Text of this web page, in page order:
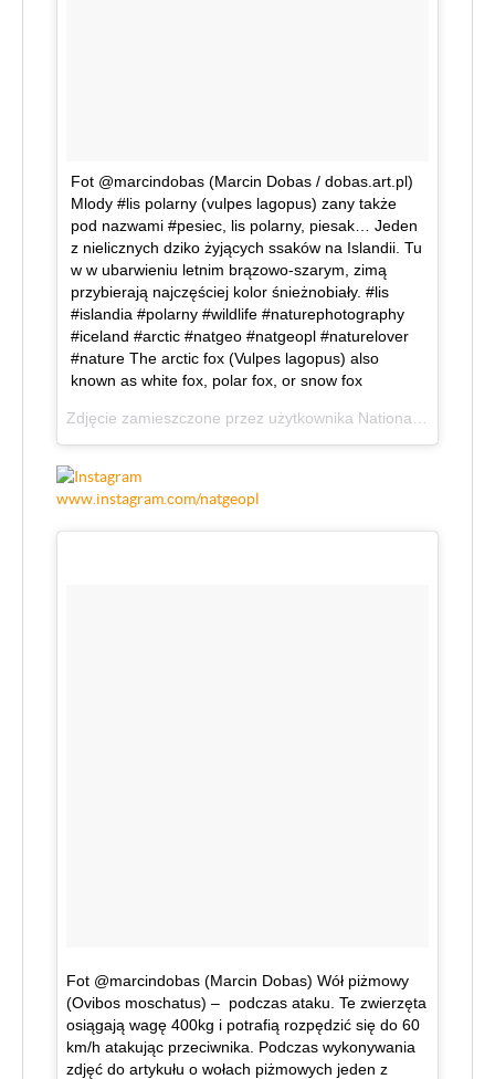
Fot @marcindobas (Marcin Dobas / dobas.art.pl)
Mlody #lis polarny (vulpes lagopus) zany także
pod nazwami #pesiec, lis polarny, piesak… Jeden
z nielicznych dziko żyjących ssaków na Islandii. Tu
w w ubarwieniu letnim brązowo-szarym, zimą
przybierają najczęściej kolor śnieżnobiały. #lis
#islandia #polarny #wildlife #naturephotography
#iceland #arctic #natgeo #natgeopl #naturelover
#nature The arctic fox (Vulpes lagopus) also
known as white fox, polar fox, or snow fox
www.instagram.com/natgeopl
Fot @marcindobas (Marcin Dobas) Wół piżmowy
(Ovibos moschatus) – podczas ataku. Te zwierzęta
osiągają wagę 400kg i potrafią rozpędzić się do 60
km/h atakując przeciwnika. Podczas wykonywania
zdjęć do artykułu o wołach piżmowych jeden z